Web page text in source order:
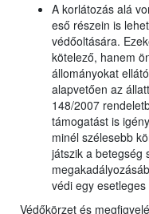
A korlátozás alá
eső részein is
védőoltására.
kötelező, hanem
állományokat
alapvetően az
148/2007
támogatást is
minél szélesebb
játszik a betegség
védi egy
Védőkörzet és